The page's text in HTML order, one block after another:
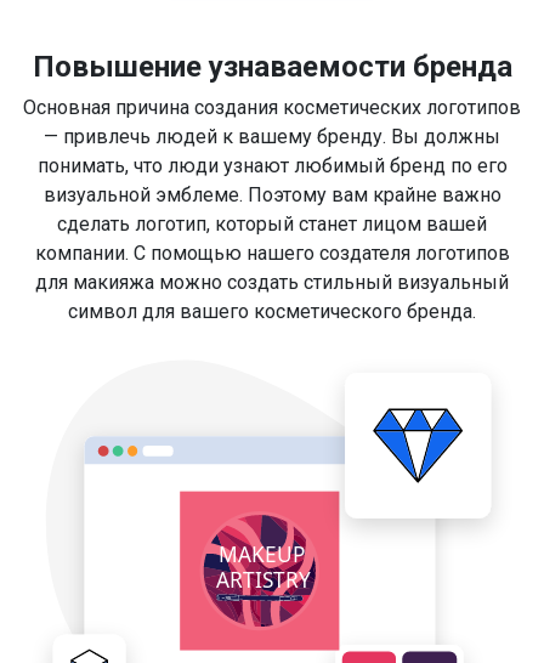
Повышение узнаваемости бренда
Основная причина создания косметических логотипов
— привлечь людей к вашему бренду. Вы должны
понимать, что люди узнают любимый бренд по его
визуальной эмблеме. Поэтому вам крайне важно
сделать логотип, который станет лицом вашей
компании. С помощью нашего создателя логотипов
для макияжа можно создать стильный визуальный
символ для вашего косметического бренда.